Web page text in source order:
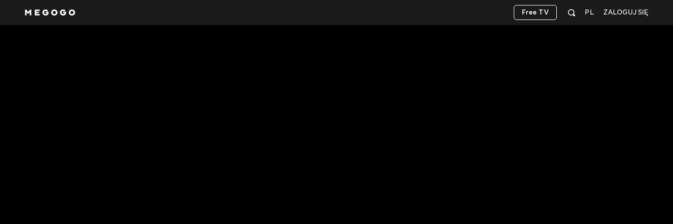
ZALOGUJ SIĘ
PL
Free TV